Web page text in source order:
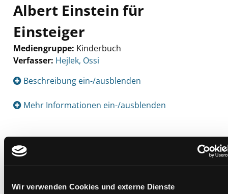
Wir verwenden Cookies und externe Dienste
Albert Einstein für
Einsteiger
Mediengruppe: Kinderbuch
Verfasser: Suche nach diesem Verfasser
Hejlek, Ossi
Beschreibung ein-/ausblenden
Mehr Informationen ein-/ausblenden
Exemplare
Signatur:JN.Q HEJ